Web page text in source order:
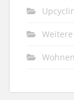
Wohnen